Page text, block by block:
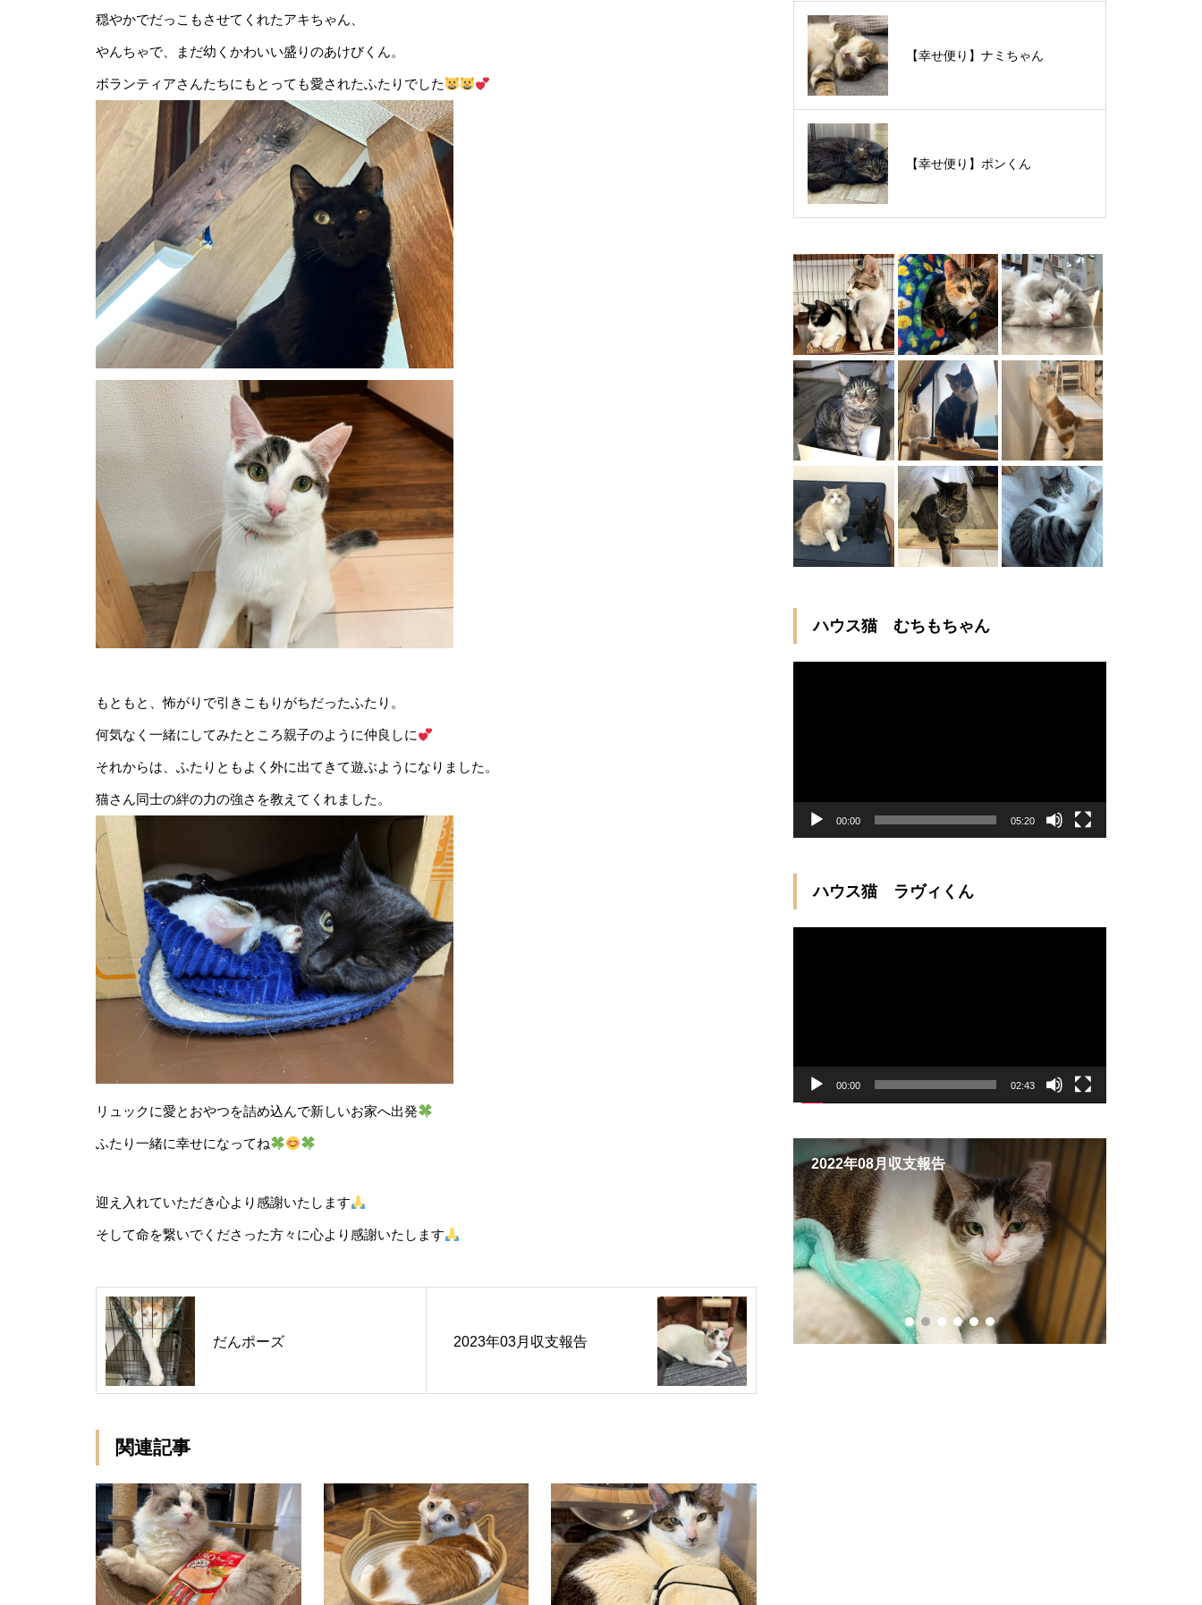
穏やかでだっこもさせてくれたアキちゃん、
やんちゃで、まだ幼くかわいい盛りのあけびくん。
ボランティアさんたちにもとっても愛されたふたりでした
もともと、怖がりで引きこもりがちだったふたり。
何気なく一緒にしてみたところ親子のように仲良しに
それからは、ふたりともよく外に出てきて遊ぶようになりました。
猫さん同士の絆の力の強さを教えてくれました。
リュックに愛とおやつを詰め込んで新しいお家へ出発
ふたり一緒に幸せになってね
迎え入れていただき心より感謝いたします
そして命を繋いでくださった方々に心より感謝いたします
だんポーズ 2023年03月収支報告
関連記事
【幸せ便り】ナミちゃん
【幸せ便り】ポンくん
【里親様募集中】スンスンちゃん
【里親様募集中】タルトくん
ハウス猫 むちもちゃん
00:00 05:20
ハウス猫 ラヴィくん
00:00 02:43
2022年08月収支報告